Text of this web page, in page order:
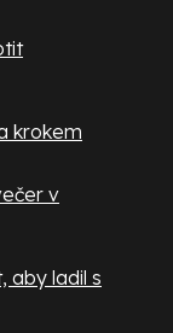
krokem
v
aby ladil s